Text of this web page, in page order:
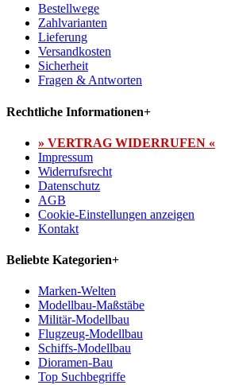
Bestellwege
Zahlvarianten
Lieferung
Versandkosten
Sicherheit
Fragen & Antworten
Rechtliche Informationen+
» VERTRAG WIDERRUFEN «
Impressum
Widerrufsrecht
Datenschutz
AGB
Cookie-Einstellungen anzeigen
Kontakt
Beliebte Kategorien+
Marken-Welten
Modellbau-Maßstäbe
Militär-Modellbau
Flugzeug-Modellbau
Schiffs-Modellbau
Dioramen-Bau
Top Suchbegriffe